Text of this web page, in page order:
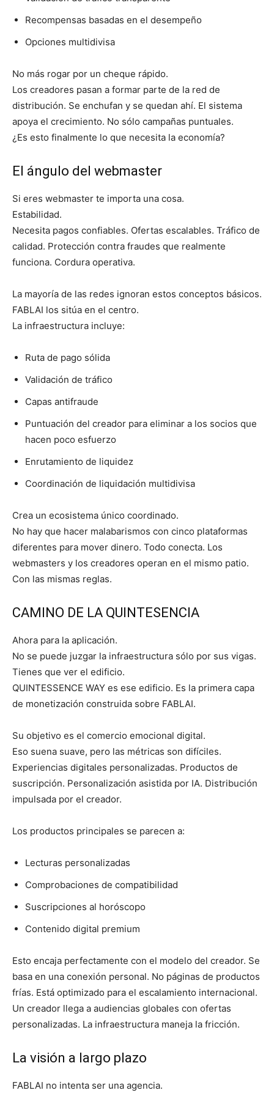
Recompensas basadas en el desempeño
Opciones multidivisa
No más rogar por un cheque rápido.
Los creadores pasan a formar parte de la red de
distribución. Se enchufan y se quedan ahí. El sistema
apoya el crecimiento. No sólo campañas puntuales.
¿Es esto finalmente lo que necesita la economía?
El ángulo del webmaster
Si eres webmaster te importa una cosa.
Estabilidad.
Necesita pagos confiables. Ofertas escalables. Tráfico de
calidad. Protección contra fraudes que realmente
funciona. Cordura operativa.
La mayoría de las redes ignoran estos conceptos básicos.
FABLAI los sitúa en el centro.
La infraestructura incluye:
Ruta de pago sólida
Validación de tráfico
Capas antifraude
Puntuación del creador para eliminar a los socios que
hacen poco esfuerzo
Enrutamiento de liquidez
Coordinación de liquidación multidivisa
Crea un ecosistema único coordinado.
No hay que hacer malabarismos con cinco plataformas
diferentes para mover dinero. Todo conecta. Los
webmasters y los creadores operan en el mismo patio.
Con las mismas reglas.
CAMINO DE LA QUINTESENCIA
Ahora para la aplicación.
No se puede juzgar la infraestructura sólo por sus vigas.
Tienes que ver el edificio.
QUINTESSENCE WAY es ese edificio. Es la primera capa
de monetización construida sobre FABLAI.
Su objetivo es el comercio emocional digital.
Eso suena suave, pero las métricas son difíciles.
Experiencias digitales personalizadas. Productos de
suscripción. Personalización asistida por IA. Distribución
impulsada por el creador.
Los productos principales se parecen a:
Lecturas personalizadas
Comprobaciones de compatibilidad
Suscripciones al horóscopo
Contenido digital premium
Esto encaja perfectamente con el modelo del creador. Se
basa en una conexión personal. No páginas de productos
frías. Está optimizado para el escalamiento internacional.
Un creador llega a audiencias globales con ofertas
personalizadas. La infraestructura maneja la fricción.
La visión a largo plazo
FABLAI no intenta ser una agencia.